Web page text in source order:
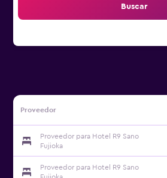
Buscar
Proveedor
Proveedor para Hotel R9 Sano
Fujioka
Proveedor para Hotel R9 Sano